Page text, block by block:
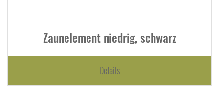
Zaunelement niedrig, schwarz
Details